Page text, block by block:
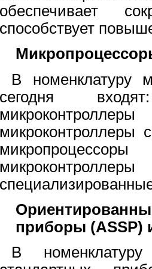
обеспечивает
способствует
В номенклатуру
сегодня
микроконтроллеры
приборы (ASSP)
В